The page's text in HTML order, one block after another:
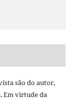
são do autor,
Em virtude da